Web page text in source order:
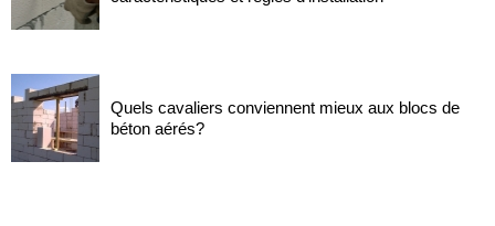
Quels cavaliers conviennent mieux aux blocs de
béton aérés?